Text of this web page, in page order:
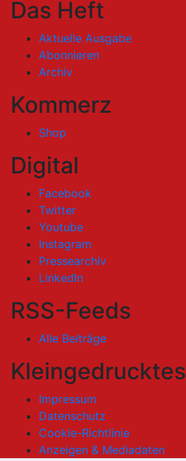
Das Heft
Aktuelle Ausgabe
Abonnieren
Archiv
Kommerz
Shop
Digital
Facebook
Twitter
Youtube
Instagram
Pressearchiv
LinkedIn
RSS-Feeds
Alle Beiträge
Kleingedrucktes
Impressum
Datenschutz
Cookie-Richtlinie
Anzeigen & Mediadaten